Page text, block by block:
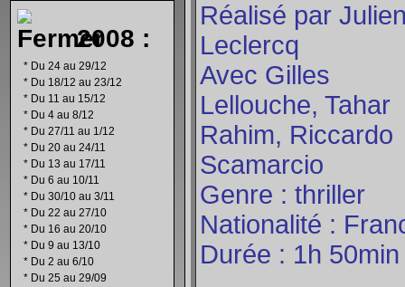
2008 :
* Du 24 au 29/12
* Du 18/12 au 23/12
* Du 11 au 15/12
* Du 4 au 8/12
* Du 27/11 au 1/12
* Du 20 au 24/11
* Du 13 au 17/11
* Du 6 au 10/11
* Du 30/10 au 3/11
* Du 22 au 27/10
* Du 16 au 20/10
* Du 9 au 13/10
* Du 2 au 6/10
* Du 25 au 29/09
Réalisé par
Leclercq
Avec Gilles
Lellouche, Tahar
Rahim, Riccardo
Scamarcio
Genre : thriller
Nationalité :
Durée : 1h 50min